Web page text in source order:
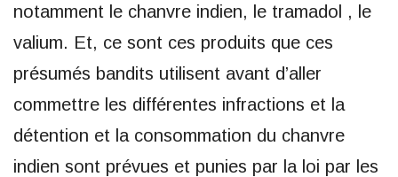
notamment le chanvre indien, le tramadol , le
valium. Et, ce sont ces produits que ces
présumés bandits utilisent avant d’aller
commettre les différentes infractions et la
détention et la consommation du chanvre
indien sont prévues et punies par la loi par les